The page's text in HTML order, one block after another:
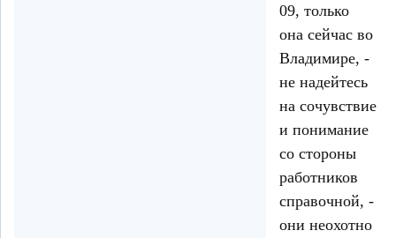
09, только
она сейчас во
Владимире, -
не надейтесь
на сочувствие
и понимание
со стороны
работников
справочной, -
они неохотно